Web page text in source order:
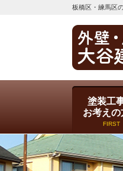
板橋区・練馬区
塗装工
お考えの
FIRST